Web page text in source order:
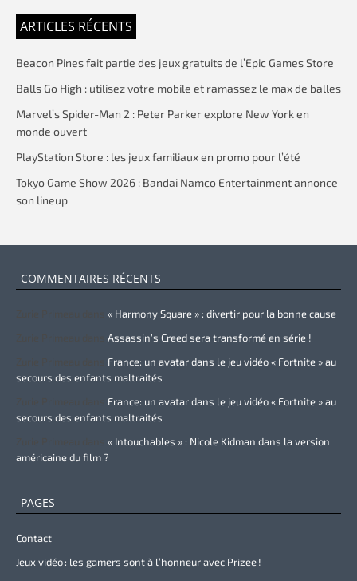
ARTICLES RÉCENTS
Beacon Pines fait partie des jeux gratuits de l’Epic Games Store
Balls Go High : utilisez votre mobile et ramassez le max de balles
Marvel’s Spider-Man 2 : Peter Parker explore New York en
monde ouvert
PlayStation Store : les jeux familiaux en promo pour l’été
Tokyo Game Show 2026 : Bandai Namco Entertainment annonce
son lineup
COMMENTAIRES RÉCENTS
« Harmony Square » : divertir pour la bonne cause
Assassin’s Creed sera transformé en série !
France: un avatar dans le jeu vidéo « Fortnite » au
secours des enfants maltraités
France: un avatar dans le jeu vidéo « Fortnite » au
secours des enfants maltraités
« Intouchables » : Nicole Kidman dans la version
américaine du film ?
PAGES
Contact
Jeux vidéo : les gamers sont à l’honneur avec Prizee !